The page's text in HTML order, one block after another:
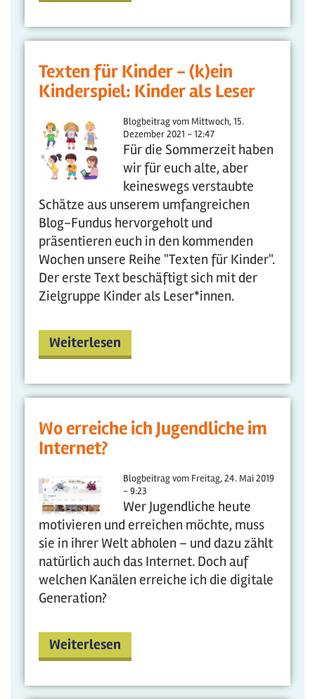
Texten für Kinder - (k)ein
Kinderspiel: Kinder als Leser
Blogbeitrag vom Mittwoch, 15.
Dezember 2021 - 12:47
Für die Sommerzeit haben
wir für euch alte, aber
keineswegs verstaubte
Schätze aus unserem umfangreichen
Blog-Fundus hervorgeholt und
präsentieren euch in den kommenden
Wochen unsere Reihe "Texten für Kinder".
Der erste Text beschäftigt sich mit der
Zielgruppe Kinder als Leser*innen.
Weiterlesen
Wo erreiche ich Jugendliche im
Internet?
Blogbeitrag vom Freitag, 24. Mai 2019
- 9:23
Wer Jugendliche heute
motivieren und erreichen möchte, muss
sie in ihrer Welt abholen – und dazu zählt
natürlich auch das Internet. Doch auf
welchen Kanälen erreiche ich die digitale
Generation?
Weiterlesen